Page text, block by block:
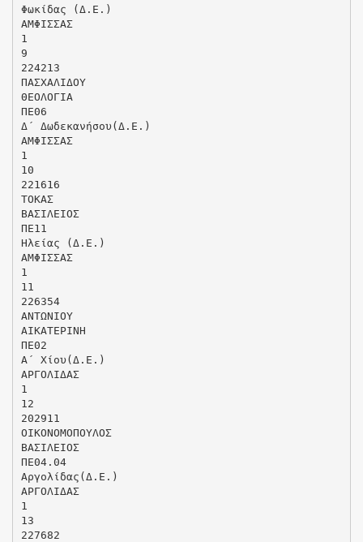
Φωκίδας (Δ.Ε.)
ΑΜΦΙΣΣΑΣ
1
9
224213
ΠΑΣΧΑΛΙΔΟΥ
ΘΕΟΛΟΓΙΑ
ΠΕ06
Δ΄ Δωδεκανήσου(Δ.Ε.)
ΑΜΦΙΣΣΑΣ
1
10
221616
ΤΟΚΑΣ
ΒΑΣΙΛΕΙΟΣ
ΠΕ11
Ηλείας (Δ.Ε.)
ΑΜΦΙΣΣΑΣ
1
11
226354
ΑΝΤΩΝΙΟΥ
ΑΙΚΑΤΕΡΙΝΗ
ΠΕ02
Α΄ Χίου(Δ.Ε.)
ΑΡΓΟΛΙΔΑΣ
1
12
202911
ΟΙΚΟΝΟΜΟΠΟΥΛΟΣ
ΒΑΣΙΛΕΙΟΣ
ΠΕ04.04
Αργολίδας(Δ.Ε.)
ΑΡΓΟΛΙΔΑΣ
1
13
227682